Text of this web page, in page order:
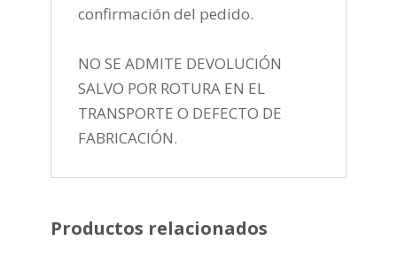
confirmación del pedido.
NO SE ADMITE DEVOLUCIÓN
SALVO POR ROTURA EN EL
TRANSPORTE O DEFECTO DE
FABRICACIÓN.
Productos relacionados